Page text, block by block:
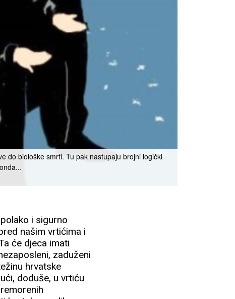
do biološke smrti. Tu pak nastupaju brojni logički
i sigurno
našim vrtićima i
će djeca imati
zaduženi
hrvatske
doduše, u vrtiću